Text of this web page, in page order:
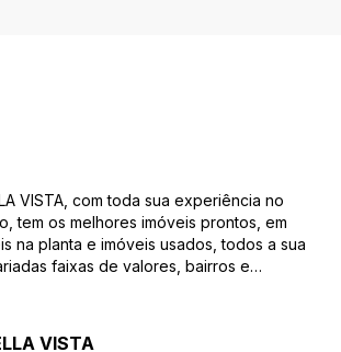
VISTA, com toda sua experiência no
tem os melhores imóveis prontos, em
na planta e imóveis usados, todos a sua
faixas de valores, bairros e
sempre prontos para responder-lhe
VISTA